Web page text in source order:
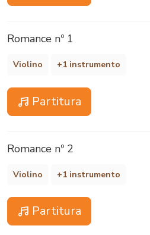
Romance nº 1
Violino +1 instrumento
Partitura
Romance nº 2
Violino +1 instrumento
Partitura